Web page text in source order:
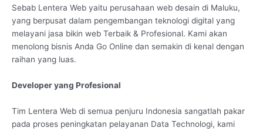
Sebab Lentera Web yaitu perusahaan web desain di Maluku,
yang berpusat dalam pengembangan teknologi digital yang
melayani jasa bikin web Terbaik & Profesional. Kami akan
menolong bisnis Anda Go Online dan semakin di kenal dengan
raihan yang luas.
Developer yang Profesional
Tim Lentera Web di semua penjuru Indonesia sangatlah pakar
pada proses peningkatan pelayanan Data Technologi, kami